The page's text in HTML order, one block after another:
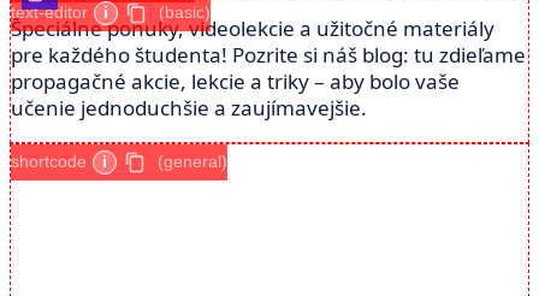
Špeciálne ponuky, videolekcie a užitočné materiály
pre každého študenta! Pozrite si náš blog: tu zdieľame
propagačné akcie, lekcie a triky – aby bolo vaše
učenie jednoduchšie a zaujímavejšie.
text-editor i (basic)
shortcode i (general)